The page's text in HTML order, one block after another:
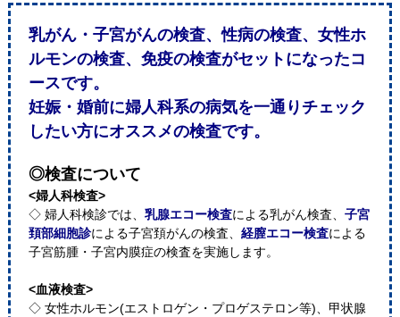
乳がん・子宮がんの検査、性病の検査、女性ホ
ルモンの検査、免疫の検査がセットになったコ
ースです。
妊娠・婚前に婦人科系の病気を一通りチェック
したい方にオススメの検査です。
◎検査について
<婦人科検査>
◇ 婦人科検診では、 乳腺エコー検査による乳がん検査、 子宮
頚部細胞診による子宮頚がんの検査、 経膣エコー検査による
子宮筋腫・子宮内膜症の検査を実施します。
<血液検査>
◇ 女性ホルモン(エストロゲン・プロゲステロン等)、甲状腺